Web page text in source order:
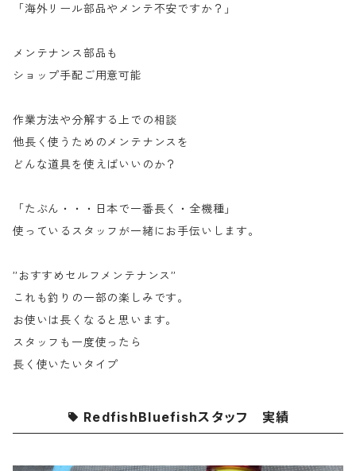
「海外リール部品やメンテ不安ですか？」
メンテナンス部品も
ショップ手配ご用意可能
作業方法や分解する上での相談
他長く使うためのメンテナンスを
どんな道具を使えばいいのか？
「たぶん・・・日本で一番長く・全機種」
使っているスタッフが一緒にお手伝いします。
”おすすめセルフメンテナンス”
これも釣りの一部の楽しみです。
お使いは長くなると思います。
スタッフも一度使ったら
長く使いたいタイプ
RedfishBluefishスタッフ 実績